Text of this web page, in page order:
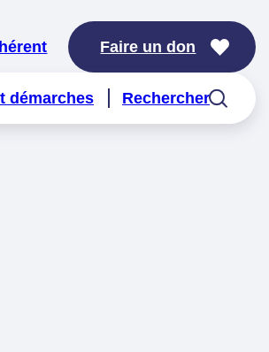
Faire un don
démarches Rechercher